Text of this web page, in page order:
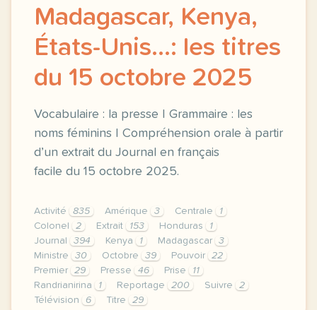
Madagascar, Kenya,
États-Unis...: les titres
du 15 octobre 2025
Vocabulaire : la presse | Grammaire : les
noms féminins | Compréhension orale à partir
d’un extrait du Journal en français
facile du 15 octobre 2025.
Activité 835 Amérique 3 Centrale
1
Colonel
2 Extrait 153 Honduras
1
Journal
394 Kenya 1 Madagascar
3
Ministre
30 Octobre 39 Pouvoir
22
Premier
29 Presse 46 Prise
11
Randrianirina
1 Reportage 200 Suivre
2
Télévision
6 Titre 29